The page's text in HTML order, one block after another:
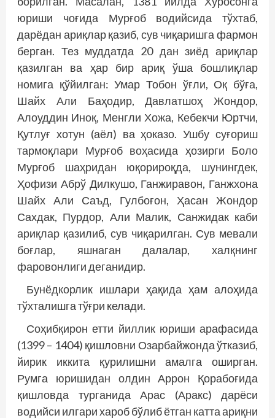
юриши чоғида Мурғоб водийсида тўхтаб,
дарёдан ариқлар қазиб, сув чиқаришга фармон
берган. Тез муддатда 20 дан зиёд ариқлар
қазилган ва ҳар бир ариқ ўша бошлиқлар
номига қўйилган: Умар Тобон ўғли, Оқ бўға,
Шайх Али Баҳодир, Давлатшоҳ Жондор,
Алоуддин Иноқ, Менгли Хожа, Кебекчи Юртчи,
Қутлуғ хотун (аёл) ва ҳоказо. Ушбу суғориш
тармоқлари Мурғоб воҳасида ҳозирги Боло
Мурғоб шаҳридан юқорироқда, шунингдек,
Ҳофизи Абрў Дилкушо, Ганжиравон, Ганжхона
Шайх Али Саъд, Гулбоғон, Ҳасан Жондор
Сахдак, Пурдор, Али Малик, Санжидак каби
ариқлар қазилиб, сув чиқарилган. Сув мевали
боғлар, яшнаган далалар, халқнинг
фаровонлиги деганидир.
Бунёдкорлик ишлари ҳақида ҳам алоҳида
тўхталишга тўғри келади.
Соҳибқирон етти йиллик юриши арафасида
(1399 – 1404) қишловни Озарбайжонда ўтказиб,
йирик иккита қурилишни амалга оширган.
Румга юришидан олдин Аррон Қорабоғида
қишловда турганида Арас (Аракс) дарёси
водийси илгари хароб бўлиб ётган катта ариқни